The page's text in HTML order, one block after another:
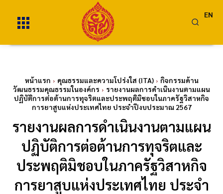
EN
หน้าแรก คุณธรรมและความโปร่งใส (ITA)
กิจกรรมด้าน
วัฒนธรรมคุณธรรมในองค์กร
รายงานผลการดำเนินงานตามแผน
ปฏิบัติการต่อต้านการทุจริตและประพฤติมิชอบในภาครัฐวิสาหกิจ
การยาสูบแห่งประเทศไทย ประจำปีงบประมาณ 2567
รายงานผลการดำเนินงานตามแผน
ปฏิบัติการต่อต้านการทุจริตและ
ประพฤติมิชอบในภาครัฐวิสาหกิจ
การยาสูบแห่งประเทศไทย ประจำ